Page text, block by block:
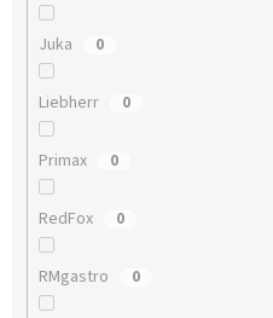
Juka 0
Liebherr 0
Primax 0
RedFox 0
RMgastro 0